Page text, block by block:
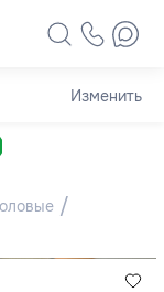
Изменить